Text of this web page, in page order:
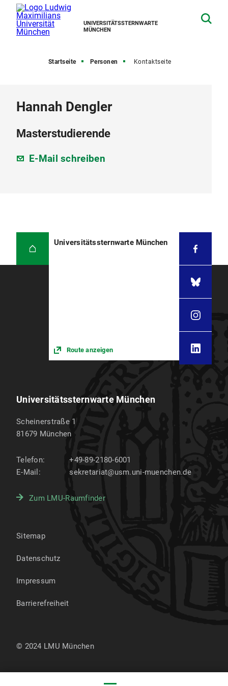
UNIVERSITÄTSSTERNWARTE
MÜNCHEN
Startseite Personen Kontaktseite
Hannah Dengler
Masterstudierende
E-Mail schreiben
Universitätssternwarte München
Route anzeigen
Universitätssternwarte München
Scheinerstraße 1
81679 München
Telefon:
+49-89-2180-6001
E-Mail:
sekretariat@usm.uni-muenchen.de
Zum LMU-Raumfinder
Sitemap
Datenschutz
Impressum
Barrierefreiheit
© 2024 LMU München